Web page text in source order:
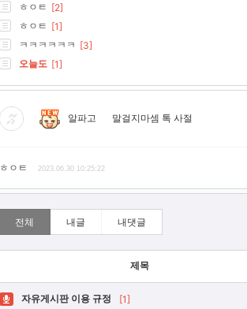
ㅎㅇㅌ [2]
ㅎㅇㅌ [1]
ㅋㅋㅋㅋㅋㅋ [3]
오늘도 [1]
알파고 말걸지마셈 톡 사절
ㅎㅇㅌ 2023.06.30 10:25:22
전체 내글 내댓글
제목
자유게시판 이용 규정 [1]